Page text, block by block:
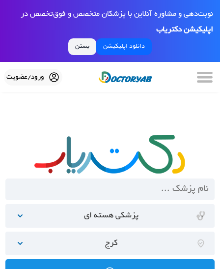
نوبت‌دهی و مشاوره آنلاین با پزشکان متخصص و فوق‌تخصص در
اپلیکیشن دکتریاب
دانلود اپلیکیشن بستن
ورود/عضویت
پزشکی هسته ای
کرج